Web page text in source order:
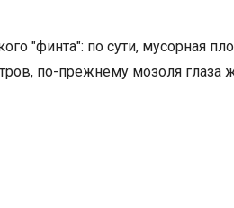
"финта": по сути, мусорная
по-прежнему мозоля